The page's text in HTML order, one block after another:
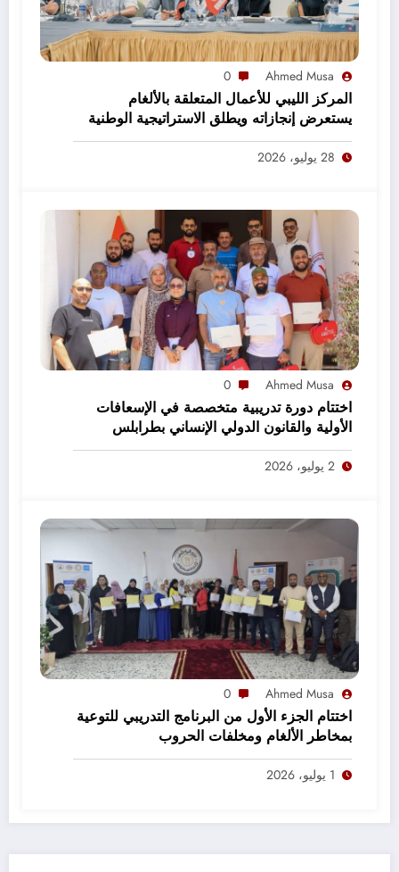
Ahmed Musa
0
المركز الليبي للأعمال المتعلقة بالألغام
يستعرض إنجازاته ويطلق الاستراتيجية الوطنية
2027–2031
28 يوليو، 2026
Ahmed Musa
0
اختتام دورة تدريبية متخصصة في الإسعافات
الأولية والقانون الدولي الإنساني بطرابلس
2 يوليو، 2026
Ahmed Musa
0
اختتام الجزء الأول من البرنامج التدريبي للتوعية
بمخاطر الألغام ومخلفات الحروب
1 يوليو، 2026